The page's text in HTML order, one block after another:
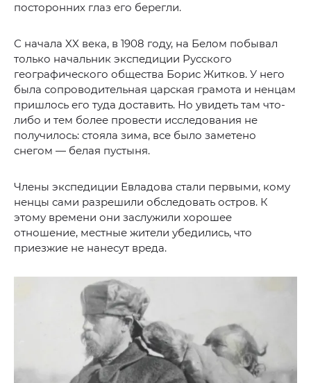
посторонних глаз его берегли.
С начала XX века, в 1908 году, на Белом побывал
только начальник экспедиции Русского
географического общества Борис Житков. У него
была сопроводительная царская грамота и ненцам
пришлось его туда доставить. Но увидеть там что-
либо и тем более провести исследования не
получилось: стояла зима, все было заметено
снегом — белая пустыня.
Члены экспедиции Евладова стали первыми, кому
ненцы сами разрешили обследовать остров. К
этому времени они заслужили хорошее
отношение, местные жители убедились, что
приезжие не нанесут вреда.